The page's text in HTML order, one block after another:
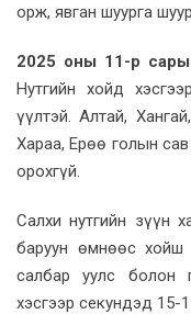
орж, явган шуурга
2025 оны 11-р
Нутгийн хойд
үүлтэй. Алтай,
Хараа, Ерөө голын
орохгүй.
Салхи нутгийн зүүн
баруун өмнөөс хойш
салбар уулс болон
хэсгээр секундэд 15-